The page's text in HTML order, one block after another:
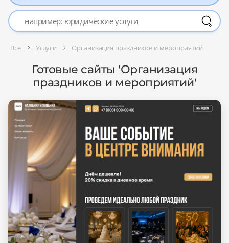
Все Услуги Организация праздников и мероприятий
Готовые сайты 'Организация
праздников и мероприятий'